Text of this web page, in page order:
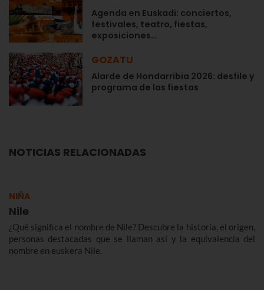
Agenda en Euskadi: conciertos,
festivales, teatro, fiestas,
exposiciones…
GOZATU
Alarde de Hondarribia 2026: desfile y
programa de las fiestas
NOTICIAS RELACIONADAS
NIÑA
Nile
¿Qué significa el nombre de Nile? Descubre la historia, el origen,
personas destacadas que se llaman así y la equivalencia del
nombre en euskera Nile.